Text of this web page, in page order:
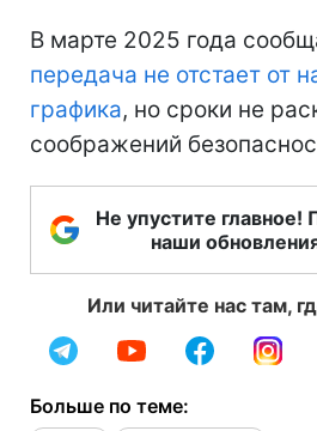
В марте 2025 года
передача не отстает от
графика, но сроки не
соображений
Не упустите главное!
наши
Или читайте нас там,
Больше по теме: